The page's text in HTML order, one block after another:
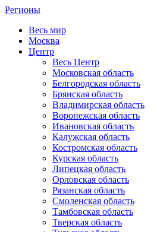
Регионы
Весь мир
Москва
Центр
Весь Центр
Московская область
Белгородская область
Брянская область
Владимирская область
Воронежская область
Ивановская область
Калужская область
Костромская область
Курская область
Липецкая область
Орловская область
Рязанская область
Смоленская область
Тамбовская область
Тверская область